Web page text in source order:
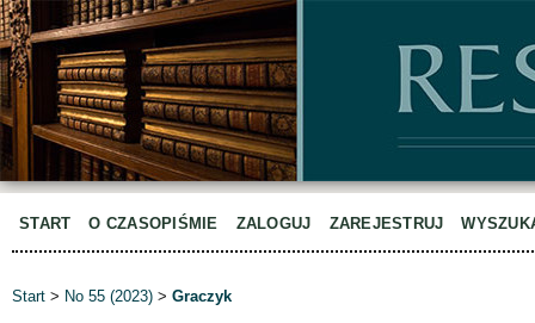
START O CZASOPIŚMIE ZALOGUJ ZAREJESTRUJ
Start > No 55 (2023) > Graczyk